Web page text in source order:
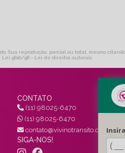
Sua reprodução, parcial ou total, mesmo
Lei 9610/98 - Lei de direitos autorais.
CONTATO
(11) 98025-6470
(11) 98025-6470
contato@vivinotransito.com.br
SIGA-NOS!